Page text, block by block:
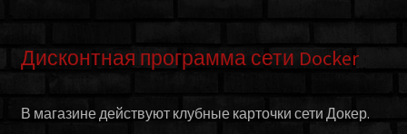
Дисконтная программа сети Docker
В магазине действуют клубные карточки сети Докер.